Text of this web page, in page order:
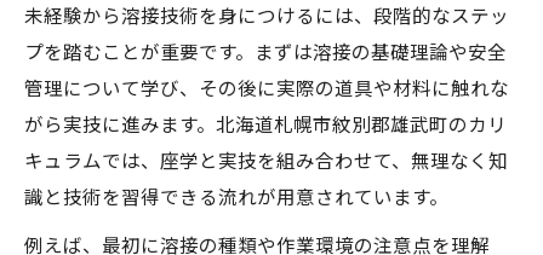
未経験から溶接技術を身につけるには、段階的なステッ
プを踏むことが重要です。まずは溶接の基礎理論や安全
管理について学び、その後に実際の道具や材料に触れな
がら実技に進みます。北海道札幌市紋別郡雄武町のカリ
キュラムでは、座学と実技を組み合わせて、無理なく知
識と技術を習得できる流れが用意されています。
例えば、最初に溶接の種類や作業環境の注意点を理解